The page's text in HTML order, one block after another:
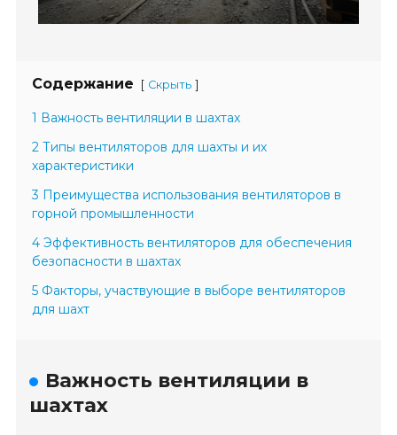
Содержание [ Скрыть ]
1 Важность вентиляции в шахтах
2 Типы вентиляторов для шахты и их
характеристики
3 Преимущества использования вентиляторов в
горной промышленности
4 Эффективность вентиляторов для обеспечения
безопасности в шахтах
5 Факторы, участвующие в выборе вентиляторов
для шахт
Важность вентиляции в
шахтах